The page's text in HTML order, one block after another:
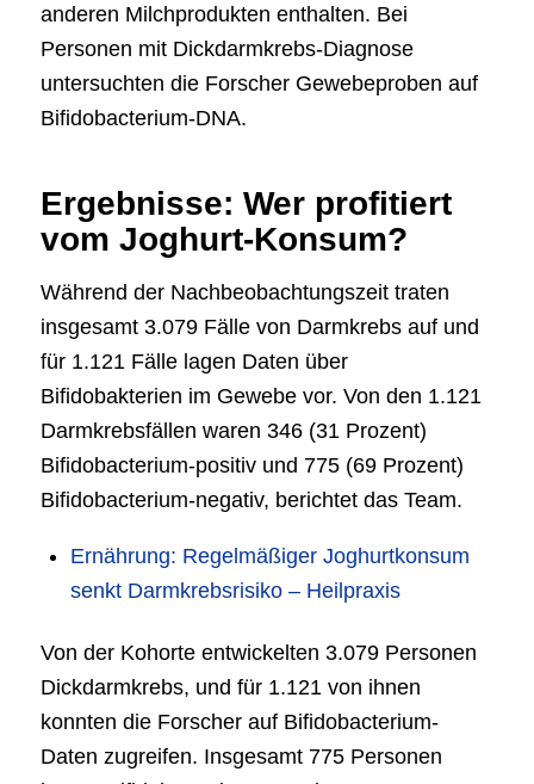
anderen Milchprodukten enthalten. Bei
Personen mit Dickdarmkrebs-Diagnose
untersuchten die Forscher Gewebeproben auf
Bifidobacterium-DNA.
Ergebnisse: Wer profitiert
vom Joghurt-Konsum?
Während der Nachbeobachtungszeit traten
insgesamt 3.079 Fälle von Darmkrebs auf und
für 1.121 Fälle lagen Daten über
Bifidobakterien im Gewebe vor. Von den 1.121
Darmkrebsfällen waren 346 (31 Prozent)
Bifidobacterium-positiv und 775 (69 Prozent)
Bifidobacterium-negativ, berichtet das Team.
Ernährung: Regelmäßiger Joghurtkonsum
senkt Darmkrebsrisiko – Heilpraxis
Von der Kohorte entwickelten 3.079 Personen
Dickdarmkrebs, und für 1.121 von ihnen
konnten die Forscher auf Bifidobacterium-
Daten zugreifen. Insgesamt 775 Personen